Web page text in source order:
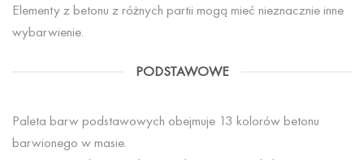
Elementy z betonu z różnych partii mogą mieć nieznacznie inne
wybarwienie.
PODSTAWOWE
Paleta barw podstawowych obejmuje 13 kolorów betonu
barwionego w masie.